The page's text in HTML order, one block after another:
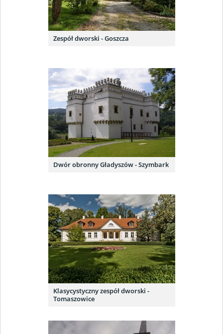
Zespół dworski - Goszcza
Dwór obronny Gładyszów - Szymbark
Klasycystyczny zespół dworski -
Tomaszowice